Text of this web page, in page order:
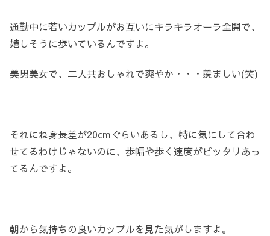
通勤中に若いカップルがお互いにキラキラオーラ全開で、
嬉しそうに歩いているんですよ。
美男美女で、二人共おしゃれで爽やか・・・羨ましい(笑)
それにね身長差が20cmぐらいあるし、特に気にして合わ
せてるわけじゃないのに、歩幅や歩く速度がピッタリあっ
てるんですよ。
朝から気持ちの良いカップルを見た気がしますよ。